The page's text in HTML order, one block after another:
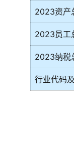
2023资产
2023员工
2023纳税
行业代码